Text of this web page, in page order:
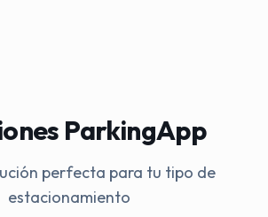
ParkingApp
perfecta para tu tipo de
estacionamiento